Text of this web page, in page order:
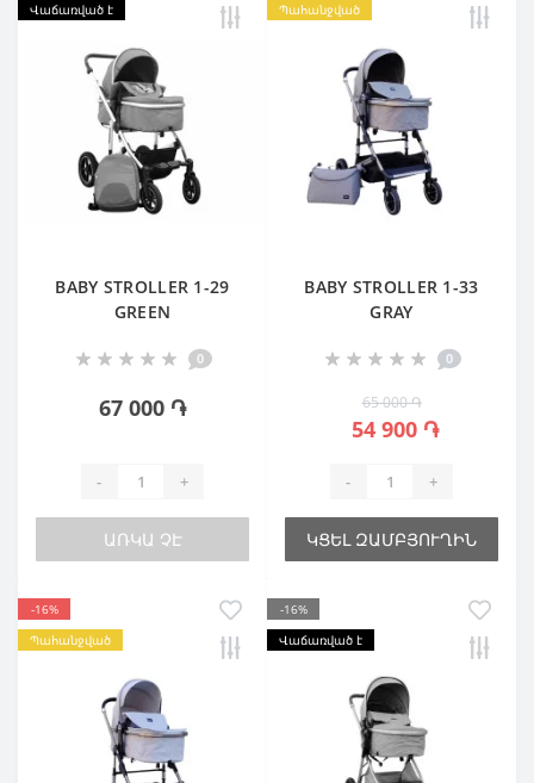
Վաճառված է
BABY STROLLER 1-29
GREEN
0
67 000 ֏
- +
ԱՌԿԱ ՉԷ
Պահանջված
BABY STROLLER 1-33
GRAY
0
65 000 ֏
54 900 ֏
- +
ԿՑԵԼ ԶԱՄԲՅՈՒՂԻՆ
-16%
Պահանջված
-16%
Վաճառված է